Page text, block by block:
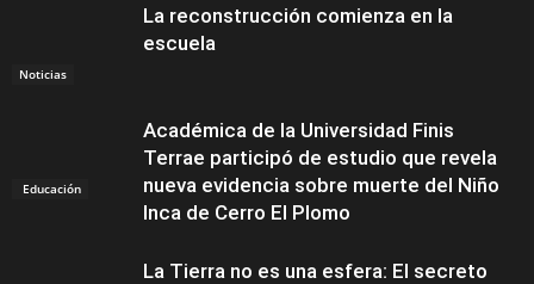
Noticias
La reconstrucción comienza en la
escuela
Educación
Académica de la Universidad Finis
Terrae participó de estudio que revela
nueva evidencia sobre muerte del Niño
Inca de Cerro El Plomo
La Tierra no es una esfera: El secreto